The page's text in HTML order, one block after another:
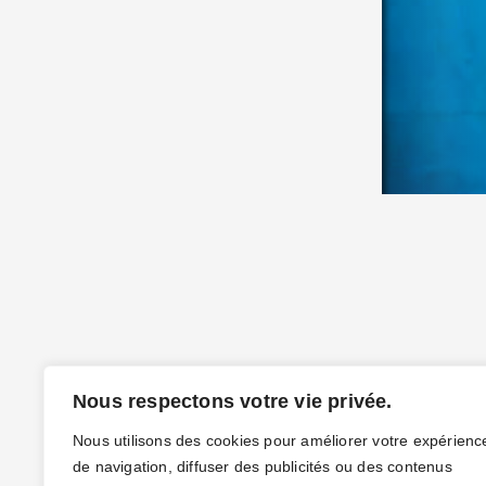
Nous respectons votre vie privée.
Nous utilisons des cookies pour améliorer votre
de navigation, diffuser des publicités ou des contenus